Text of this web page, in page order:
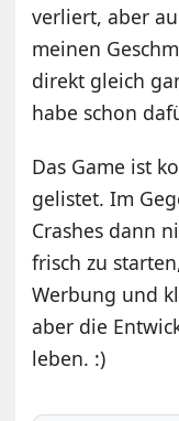
verliert, aber
meinen
direkt gleich
habe schon
Das Game ist
gelistet. Im
Crashes dann
frisch zu
Werbung und
aber die
leben. :)